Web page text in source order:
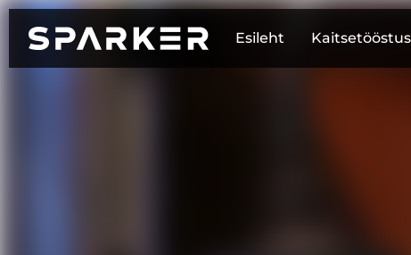
Esileht Kaitsetööstus